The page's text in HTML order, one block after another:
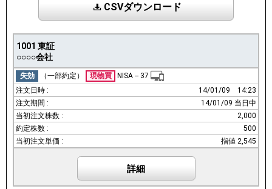
CSVダウンロード
1001 東証
○○○○会社
失効 （一部約定） 現物買 NISA -- 37
14/01/09
14:23
14/01/09 当日中
2,000
500
指値 2,545
詳細